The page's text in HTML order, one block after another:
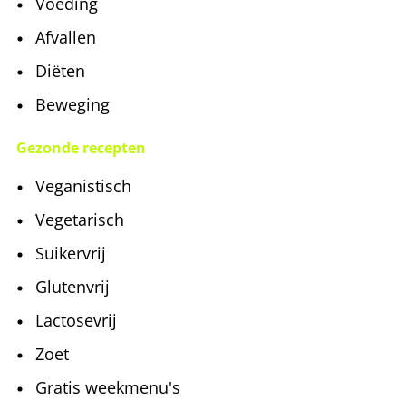
Afvallen
Diëten
Beweging
Gezonde recepten
Veganistisch
Vegetarisch
Suikervrij
Glutenvrij
Lactosevrij
Zoet
Gratis weekmenu's